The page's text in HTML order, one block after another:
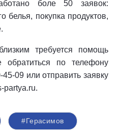
боле 50 заявок:
белья, покупка продуктов,
требуется помощь
обратиться по телефону
09 или отправить заявку
partya.ru.
#Герасимов